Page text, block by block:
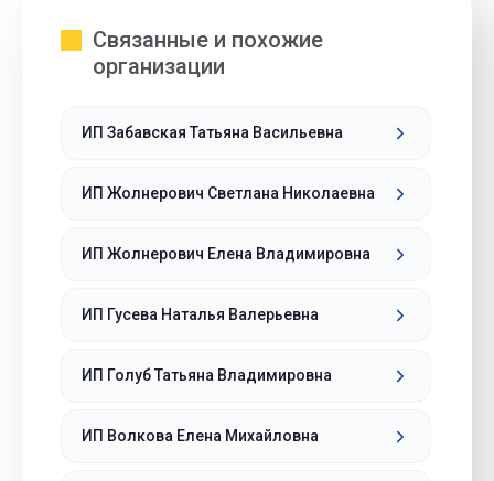
Связанные и похожие
организации
ИП Забавская Татьяна Васильевна
ИП Жолнерович Светлана Николаевна
ИП Жолнерович Елена Владимировна
ИП Гусева Наталья Валерьевна
ИП Голуб Татьяна Владимировна
ИП Волкова Елена Михайловна